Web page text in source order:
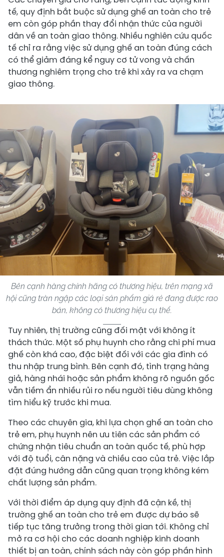
tế, quy định bắt buộc sử dụng ghế an toàn cho trẻ
em còn góp phần thay đổi nhận thức của người
dân về an toàn giao thông. Nhiều nghiên cứu quốc
tế chỉ ra rằng việc sử dụng ghế an toàn đúng cách
có thể giảm đáng kể nguy cơ tử vong và chấn
thương nghiêm trọng cho trẻ khi xảy ra va chạm
giao thông.
Bên cạnh hàng chính hãng có thương hiệu, trên mạng xã
hội cũng tràn ngập các loại sản phẩm giá rẻ đang được rao
bán, không có thương hiệu cụ thể.
Tuy nhiên, thị trường cũng đối mặt với không ít
thách thức. Một số phụ huynh cho rằng chi phí mua
ghế còn khá cao, đặc biệt đối với các gia đình có
thu nhập trung bình. Bên cạnh đó, tình trạng hàng
giả, hàng nhái hoặc sản phẩm không rõ nguồn gốc
vẫn tiềm ẩn nhiều rủi ro nếu người tiêu dùng không
tìm hiểu kỹ trước khi mua.
Theo các chuyên gia, khi lựa chọn ghế an toàn cho
trẻ em, phụ huynh nên ưu tiên các sản phẩm có
chứng nhận tiêu chuẩn an toàn quốc tế, phù hợp
với độ tuổi, cân nặng và chiều cao của trẻ. Việc lắp
đặt đúng hướng dẫn cũng quan trọng không kém
chất lượng sản phẩm.
Với thời điểm áp dụng quy định đã cận kề, thị
trường ghế an toàn cho trẻ em được dự báo sẽ
tiếp tục tăng trưởng trong thời gian tới. Không chỉ
mở ra cơ hội cho các doanh nghiệp kinh doanh
thiết bị an toàn, chính sách này còn góp phần hình